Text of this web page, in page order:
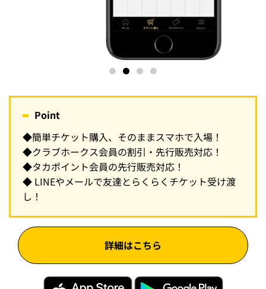
Point
◆簡単チケット購入、そのままスマホで入場！
◆クラブホークス会員の割引・先行販売対応！
◆タカポイント会員の先行販売対応！
◆ LINEやメールで友達とらくらくチケット受け渡
し！
詳細はこちら